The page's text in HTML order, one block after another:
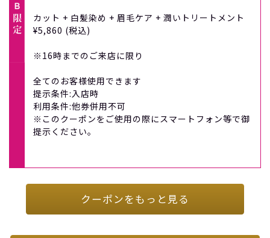
カット + 白髪染め + 眉毛ケア + 潤いトリートメント
¥5,860 (税込)
※16時までのご来店に限り
全てのお客様使用できます
提示条件:入店時
利用条件:他券併用不可
※このクーポンをご使用の際にスマートフォン等で御
提示ください。
クーポンをもっと見る